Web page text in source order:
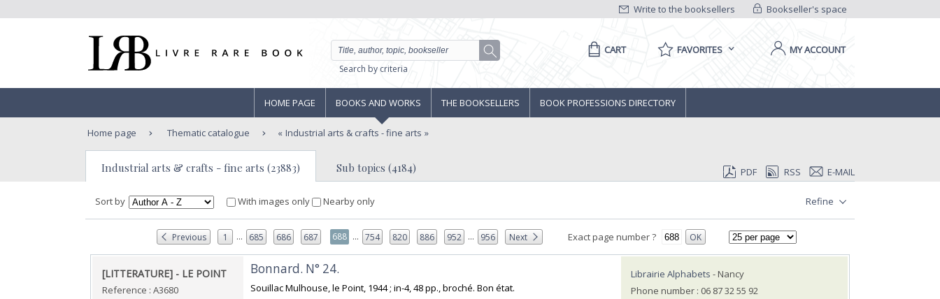
Bookseller's space
Write to the booksellers
Search by criteria
CART FAVORITES MY ACCOUNT
HOME PAGE BOOKS AND WORKS THE BOOKSELLERS BOOK PROFESSIONS DIRECTORY
Home page Thematic catalogue Industrial arts & crafts - fine arts
Industrial arts & crafts - fine arts (23883) Sub topics (4184) PDF RSS E-MAIL
Sort by With images only Nearby only Refine
Previous 1 ... 685 686 687 688 ... 754 820 886 952 ... 956 Next Exact page number ? OK
‎[LITTERATURE] - LE POINT‎
Reference : A3680
‎Bonnard. N° 24. ‎
‎Souillac Mulhouse, le Point, 1944 ; in-4, 48 pp., broché. Bon état.‎
Librairie Alphabets - Nancy
Phone number : 06 87 32 55 92